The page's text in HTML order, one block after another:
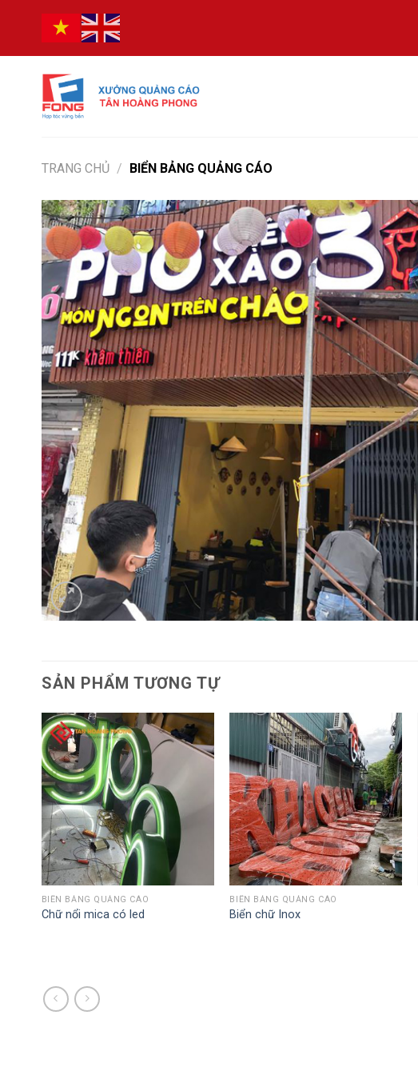
TRANG CHỦ / BIỂN BẢNG QUẢNG CÁO
SẢN PHẨM TƯƠNG TỰ
BIỂN BẢNG QUẢNG CÁO
Chữ nổi mica có led
BIỂN BẢNG QUẢNG CÁO
Biển chữ Inox